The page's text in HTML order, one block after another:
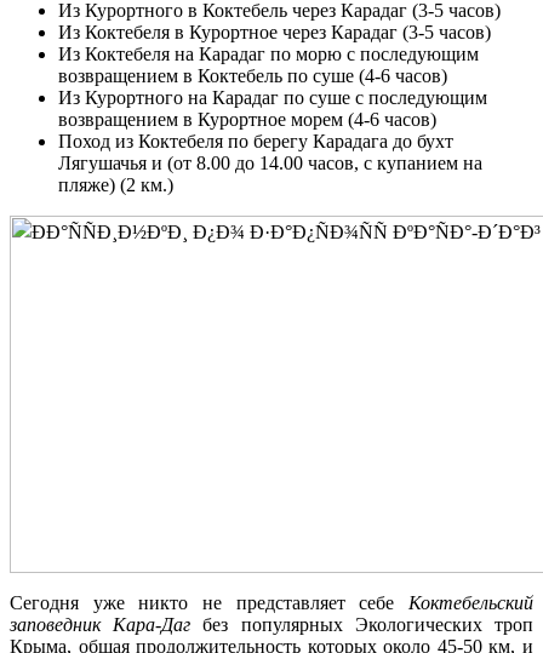
Из Курортного в Коктебель через Карадаг (3-5 часов)
Из Коктебеля в Курортное через Карадаг (3-5 часов)
Из Коктебеля на Карадаг по морю с последующим
возвращением в Коктебель по суше (4-6 часов)
Из Курортного на Карадаг по суше с последующим
возвращением в Курортное морем (4-6 часов)
Поход из Коктебеля по берегу Карадага до бухт
Лягушачья и (от 8.00 до 14.00 часов, с купанием на
пляже) (2 км.)
Сегодня уже никто не представляет себе Коктебельский
заповедник Кара-Даг без популярных Экологических троп
Крыма, общая продолжительность которых около 45-50 км, и